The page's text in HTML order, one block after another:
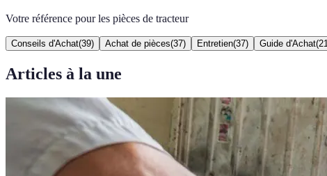
Votre référence pour les pièces de tracteur
Conseils d'Achat(39) Achat de pièces(37) Entretien(37) Guide d'Achat(21
Articles à la une